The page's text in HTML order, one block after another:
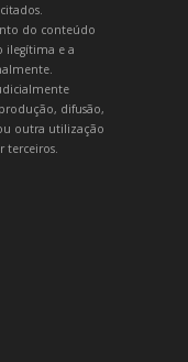
do conteúdo
ilegítima e a
difusão,
outra utilização
terceiros.